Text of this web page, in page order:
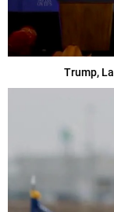
Trump,